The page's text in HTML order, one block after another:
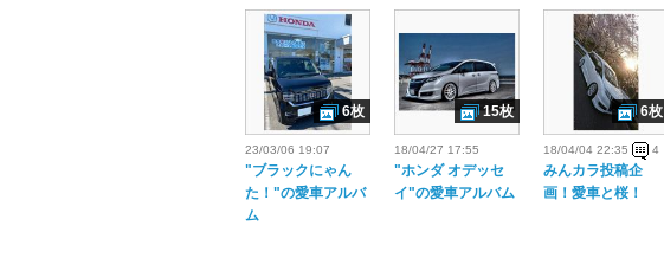
23/03/06 19:07
"ブラックにゃん
た！"の愛車アルバ
ム
6枚
18/04/27 17:55
"ホンダ オデッセ
イ"の愛車アルバム
15枚
18/04/04 22:35 4
みんカラ投稿企
画！愛車と桜！
6枚